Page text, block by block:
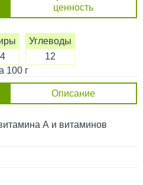
ценность
4
Углеводы
12
100 г
Описание
А и витаминов